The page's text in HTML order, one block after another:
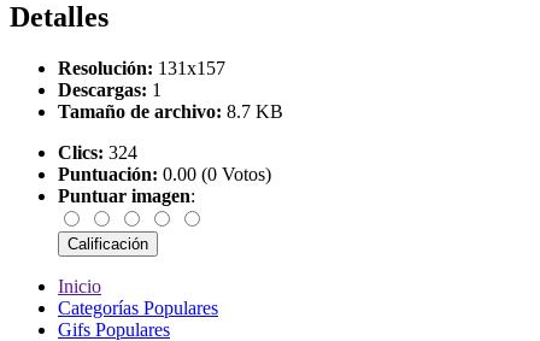
Detalles
Resolución: 131x157
Descargas: 1
Tamaño de archivo: 8.7 KB
Clics: 324
Puntuación: 0.00 (0 Votos)
Puntuar imagen:
Inicio
Categorías Populares
Gifs Populares